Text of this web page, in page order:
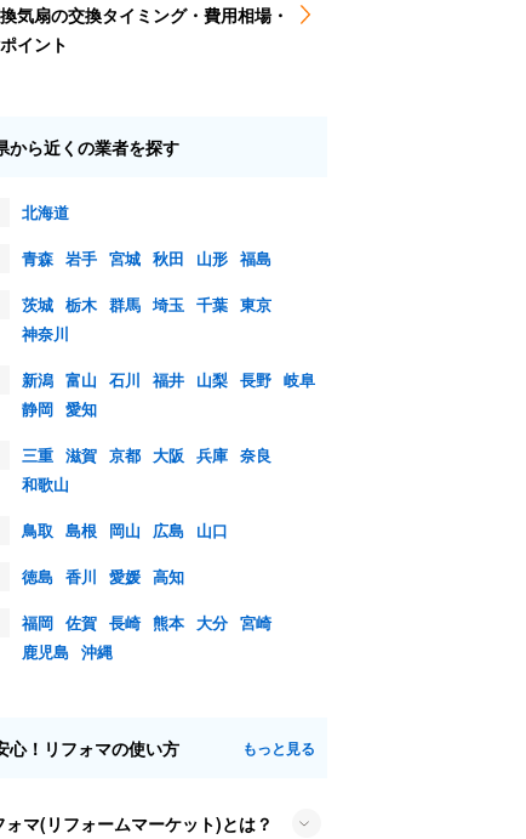
気扇の交換タイミング・費用相場・
イント
から近くの業者を探す
北海道
青森 岩手 宮城 秋田 山形 福島
茨城 栃木 群馬 埼玉 千葉 東京
神奈川
新潟 富山 石川 福井 山梨 長野 岐阜
静岡 愛知
三重 滋賀 京都 大阪 兵庫 奈良
和歌山
鳥取 島根 岡山 広島
山口
徳島 香川 愛媛 高知
福岡 佐賀 長崎 熊本 大分 宮崎
鹿児島 沖縄
心！リフォマの使い方 もっと見る
ォマ(リフォームマーケット)とは？